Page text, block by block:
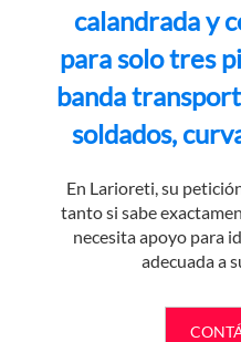
calandrada y
para solo tres
banda
soldados,
En Larioreti, su
tanto si sabe
necesita apoyo para
adecuada a